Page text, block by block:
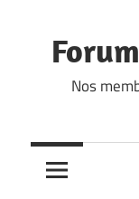
content
Nos